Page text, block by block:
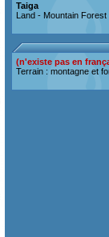
Taiga
Land - Mountain Forest
(n'existe pas en
Terrain : montagne et